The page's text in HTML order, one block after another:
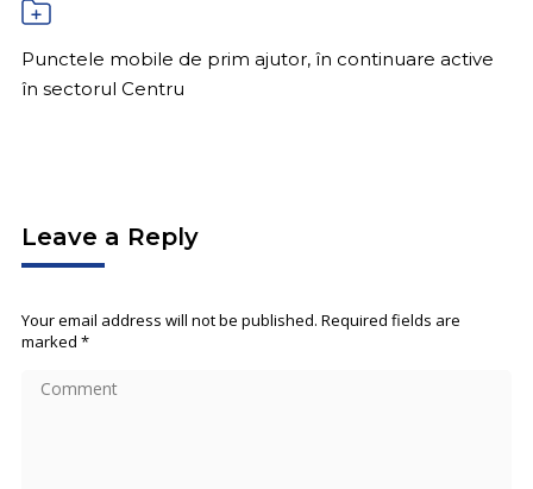
Punctele mobile de prim ajutor, în continuare active
în sectorul Centru
Leave a Reply
Your email address will not be published. Required fields are
marked *
Comment